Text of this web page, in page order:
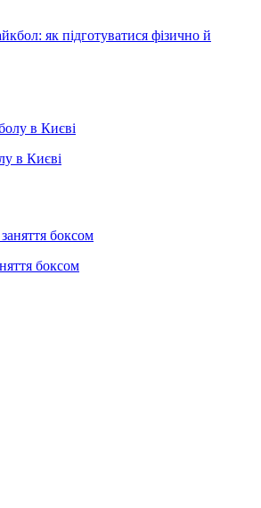
як підготуватися фізично й
в Києві
боксом